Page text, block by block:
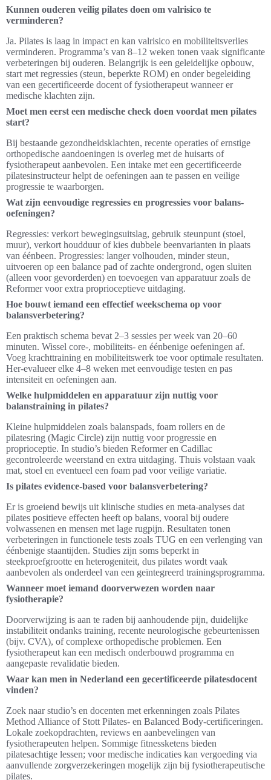
Kunnen ouderen veilig pilates doen om valrisico te
verminderen?
Ja. Pilates is laag in impact en kan valrisico en mobiliteitsverlies
verminderen. Programma’s van 8–12 weken tonen vaak significante
verbeteringen bij ouderen. Belangrijk is een geleidelijke opbouw,
start met regressies (steun, beperkte ROM) en onder begeleiding
van een gecertificeerde docent of fysiotherapeut wanneer er
medische klachten zijn.
Moet men eerst een medische check doen voordat men pilates
start?
Bij bestaande gezondheidsklachten, recente operaties of ernstige
orthopedische aandoeningen is overleg met de huisarts of
fysiotherapeut aanbevolen. Een intake met een gecertificeerde
pilatesinstructeur helpt de oefeningen aan te passen en veilige
progressie te waarborgen.
Wat zijn eenvoudige regressies en progressies voor balans-
oefeningen?
Regressies: verkort bewegingsuitslag, gebruik steunpunt (stoel,
muur), verkort houdduur of kies dubbele beenvarianten in plaats
van éénbeen. Progressies: langer volhouden, minder steun,
uitvoeren op een balance pad of zachte ondergrond, ogen sluiten
(alleen voor gevorderden) en toevoegen van apparatuur zoals de
Reformer voor extra proprioceptieve uitdaging.
Hoe bouwt iemand een effectief weekschema op voor
balansverbetering?
Een praktisch schema bevat 2–3 sessies per week van 20–60
minuten. Wissel core-, mobiliteits- en éénbenige oefeningen af.
Voeg krachttraining en mobiliteitswerk toe voor optimale resultaten.
Her-evalueer elke 4–8 weken met eenvoudige testen en pas
intensiteit en oefeningen aan.
Welke hulpmiddelen en apparatuur zijn nuttig voor
balanstraining in pilates?
Kleine hulpmiddelen zoals balanspads, foam rollers en de
pilatesring (Magic Circle) zijn nuttig voor progressie en
proprioceptie. In studio’s bieden Reformer en Cadillac
gecontroleerde weerstand en extra uitdaging. Thuis volstaan vaak
mat, stoel en eventueel een foam pad voor veilige variatie.
Is pilates evidence-based voor balansverbetering?
Er is groeiend bewijs uit klinische studies en meta-analyses dat
pilates positieve effecten heeft op balans, vooral bij oudere
volwassenen en mensen met lage rugpijn. Resultaten tonen
verbeteringen in functionele tests zoals TUG en een verlenging van
éénbenige staantijden. Studies zijn soms beperkt in
steekproefgrootte en heterogeniteit, dus pilates wordt vaak
aanbevolen als onderdeel van een geïntegreerd trainingsprogramma.
Wanneer moet iemand doorverwezen worden naar
fysiotherapie?
Doorverwijzing is aan te raden bij aanhoudende pijn, duidelijke
instabiliteit ondanks training, recente neurologische gebeurtenissen
(bijv. CVA), of complexe orthopedische problemen. Een
fysiotherapeut kan een medisch onderbouwd programma en
aangepaste revalidatie bieden.
Waar kan men in Nederland een gecertificeerde pilatesdocent
vinden?
Zoek naar studio’s en docenten met erkenningen zoals Pilates
Method Alliance of Stott Pilates- en Balanced Body-certificeringen.
Lokale zoekopdrachten, reviews en aanbevelingen van
fysiotherapeuten helpen. Sommige fitnessketens bieden
pilatesachtige lessen; voor medische indicaties kan vergoeding via
aanvullende zorgverzekeringen mogelijk zijn bij fysiotherapeutische
pilates.